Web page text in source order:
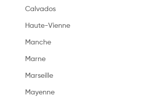
Calvados
Haute-Vienne
Manche
Marne
Marseille
Mayenne